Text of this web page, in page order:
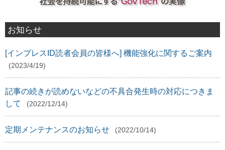
お知らせ
[インプレスID読者会員の皆様へ] 機能強化に関するご案内
(2023/4/19)
記事の続きが読めないなどの不具合発生時の対応につきま
して
(2022/12/14)
定期メンテナンスのお知らせ (2022/10/14)